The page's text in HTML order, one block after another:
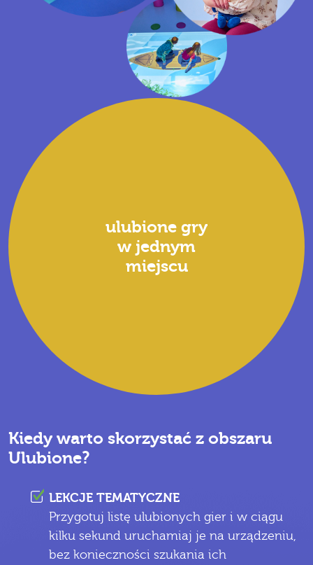
ulubione gry
w jednym
miejscu
Kiedy warto skorzystać z obszaru
Ulubione?
LEKCJE TEMATYCZNE
Przygotuj listę ulubionych gier i w ciągu
kilku sekund uruchamiaj je na urządzeniu,
bez konieczności szukania ich